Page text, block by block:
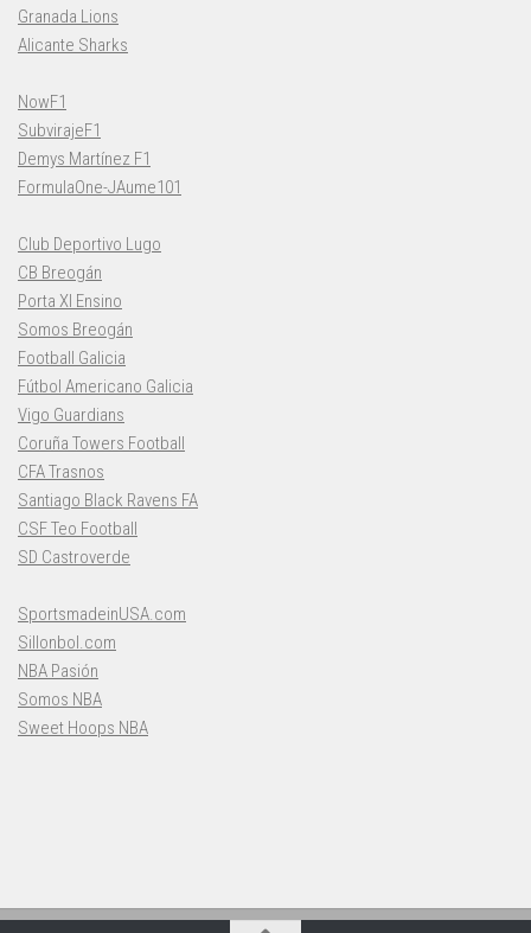
Granada Lions
Alicante Sharks
NowF1
SubvirajeF1
Demys Martínez F1
FormulaOne-JAume101
Club Deportivo Lugo
CB Breogán
Porta XI Ensino
Somos Breogán
Football Galicia
Fútbol Americano Galicia
Vigo Guardians
Coruña Towers Football
CFA Trasnos
Santiago Black Ravens FA
CSF Teo Football
SD Castroverde
SportsmadeinUSA.com
Sillonbol.com
NBA Pasión
Somos NBA
Sweet Hoops NBA